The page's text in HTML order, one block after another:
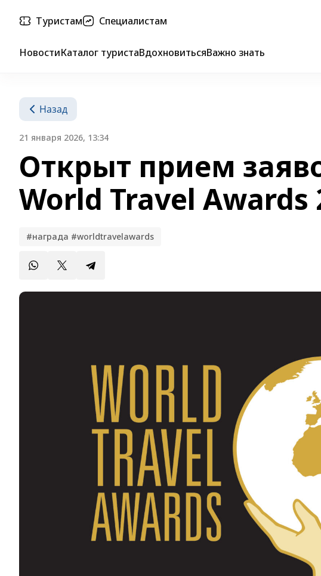
Туристам Специалистам
НовостиКаталог туристаВдохновитьсяВажно знать
Назад
21 января 2026, 13:34
Открыт прием
World Travel Awards
#награда #worldtravelawards